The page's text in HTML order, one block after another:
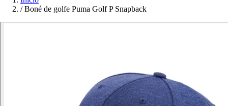
/ Boné de golfe Puma Golf P Snapback